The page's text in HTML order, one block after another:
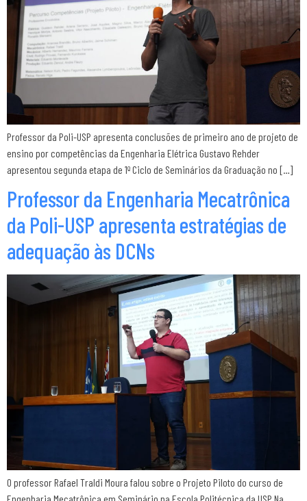
Professor da Poli-USP apresenta conclusões de primeiro ano de projeto de
ensino por competências da Engenharia Elétrica Gustavo Rehder
apresentou segunda etapa de 1º Ciclo de Seminários da Graduação no […]
Professor da Engenharia Mecatrônica
da Poli-USP apresenta estratégias de
adequação às DCNs
O professor Rafael Traldi Moura falou sobre o Projeto Piloto do curso de
Engenharia Mecatrônica em Seminário na Escola Politécnica da USP Na